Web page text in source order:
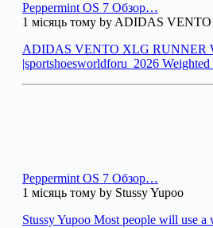
Peppermint OS 7 Обзор…
1 місяць тому by ADIDAS
ADIDAS VENTO XLG RUNNER
|sportshoesworldforu_2026
Peppermint OS 7 Обзор…
1 місяць тому by Stussy Yupoo
Stussy Yupoo Most people will use